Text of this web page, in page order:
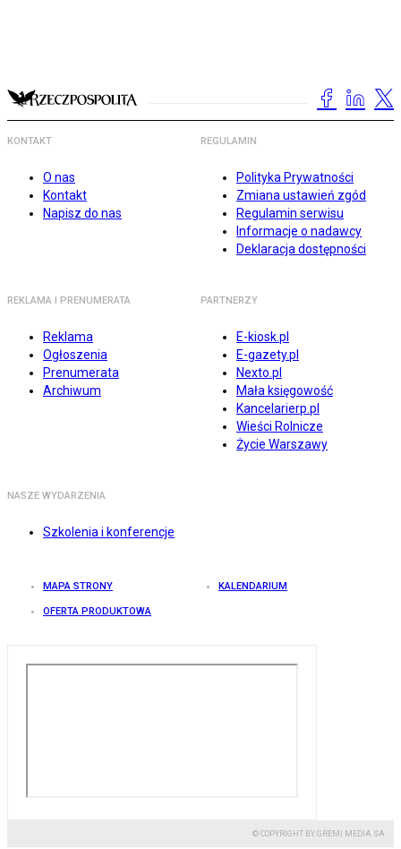
KONTAKT
O nas
Kontakt
Napisz do nas
REGULAMIN
Polityka Prywatności
Zmiana ustawień zgód
Regulamin serwisu
Informacje o nadawcy
Deklaracja dostępności
REKLAMA I PRENUMERATA
Reklama
Ogłoszenia
Prenumerata
Archiwum
PARTNERZY
E-kiosk.pl
E-gazety.pl
Nexto.pl
Mała księgowość
Kancelarierp.pl
Wieści Rolnicze
Życie Warszawy
NASZE WYDARZENIA
Szkolenia i konferencje
MAPA STRONY KALENDARIUM
OFERTA PRODUKTOWA
© COPYRIGHT BY GREMI MEDIA SA